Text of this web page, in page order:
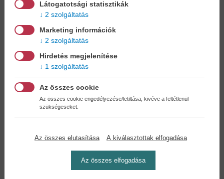
Mark Dredge
25,90 €
Aaron Hyde
Látogatotsági statisztikák
2 szolgáltatás
Marketing információk
2 szolgáltatás
Hirdetés megjelenítése
1 szolgáltatás
Az összes cookie
Az összes cookie engedélyezése/letiltása, kivéve a feltétlenül
szükségeseket.
Az összes elutasítása A kiválasztottak elfogadása
Az összes elfogadása